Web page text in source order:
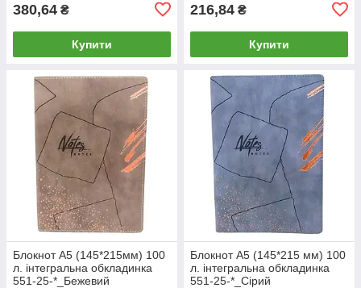
380,64 ₴
Купити
216,84 ₴
Купити
Блокнот А5 (145*215мм) 100
л. інтегральна обкладинка
551-25-*_Бежевий
Блокнот А5 (145*215 мм) 100
л. інтегральна обкладинка
551-25-*_Сірий